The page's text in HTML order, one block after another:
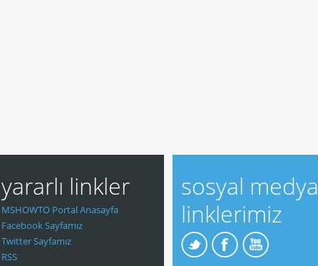
yararlı linkler
MSHOWTO Portal Anasayfa
Facebook Sayfamız
Twitter Sayfamız
RSS
sosyal medya
linklerimiz